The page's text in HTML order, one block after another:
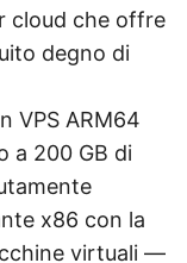
cloud che offre
degno di
VPS ARM64
a 200 GB di
x86 con la
virtuali —